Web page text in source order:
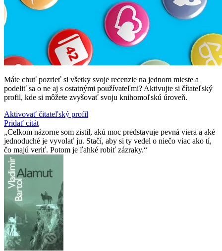
Máte chuť pozrieť si všetky svoje recenzie na jednom mieste a
podeliť sa o ne aj s ostatnými používateľmi? Aktivujte si čítateľský
profil, kde si môžete zvyšovať svoju knihomoľskú úroveň.
Aktivovať čitateľský profil
Pridať citát
Celkom názorne som zistil, akú moc predstavuje pevná viera a aké
jednoduché je vyvolať ju. Stačí, aby si ty vedel o niečo viac ako tí,
čo majú veriť. Potom je ľahké robiť zázraky.